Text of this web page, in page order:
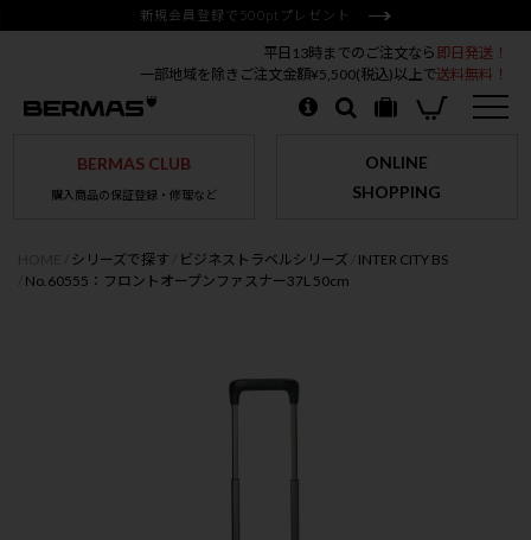
新規会員登録で500ptプレゼント
平日13時までのご注文なら 即日発送！
一部地域を除きご注文金額¥5,500(税込)以上で送料無料！
BERMAS CLUB
購入商品の保証登録・修理など
ONLINE
SHOPPING
シリーズで探す ビジネストラベルシリーズ
INTER CITY BS
No.60555：フロントオープンファスナー37L 50cm